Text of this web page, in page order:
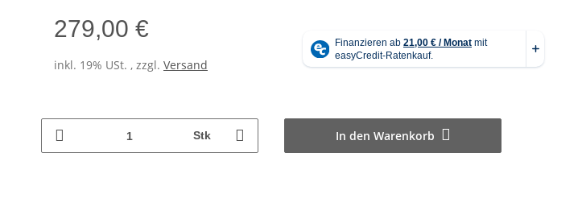
279,00 €
inkl. 19% USt. , zzgl. Versand
Stk In den Warenkorb